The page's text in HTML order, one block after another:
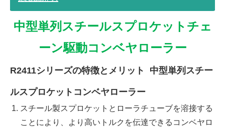
中型単列スチールスプロケットチェ
ーン駆動コンベヤローラー
R2411シリーズの特徴とメリット 中型単列スチー
ルスプロケットコンベヤローラー
スチール製スプロケットとローラチューブを溶接する
ことにより、より高いトルクを伝達できるコンベヤロ